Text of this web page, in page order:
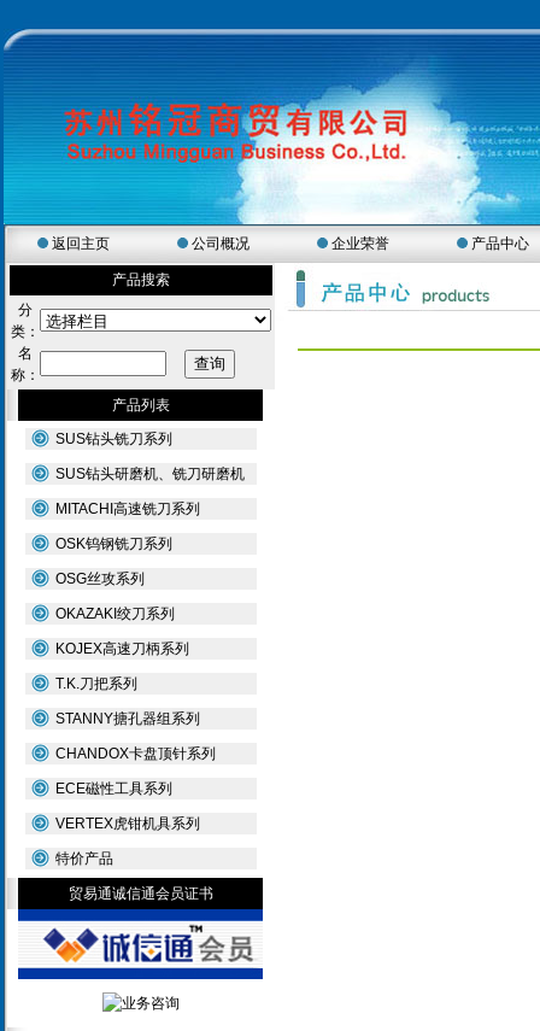
返回主页 公司概况 企业荣誉 产品中心
产品搜索
分
类：
名
称：
产品列表
SUS钻头铣刀系列
SUS钻头研磨机、铣刀研磨机
MITACHI高速铣刀系列
OSK钨钢铣刀系列
OSG丝攻系列
OKAZAKI绞刀系列
KOJEX高速刀柄系列
T.K.刀把系列
STANNY搪孔器组系列
CHANDOX卡盘顶针系列
ECE磁性工具系列
VERTEX虎钳机具系列
特价产品
贸易通诚信通会员证书